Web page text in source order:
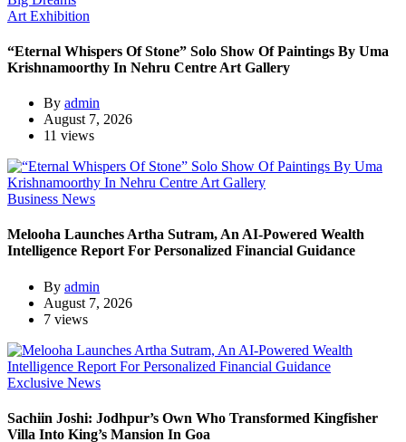
Art Exhibition
“Eternal Whispers Of Stone” Solo Show Of Paintings By Uma
Krishnamoorthy In Nehru Centre Art Gallery
By admin
August 7, 2026
11 views
Business News
Melooha Launches Artha Sutram, An AI-Powered Wealth
Intelligence Report For Personalized Financial Guidance
By admin
August 7, 2026
7 views
Exclusive News
Sachiin Joshi: Jodhpur’s Own Who Transformed Kingfisher
Villa Into King’s Mansion In Goa